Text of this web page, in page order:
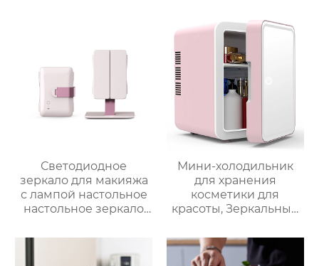
температура 800℃,
Нержавеющая сталь
функциями Духовка
Электрическая
интеллектуальная
воздушная
фритюрница
Хрустящий Готовит
Светодиодное
зеркало для макияжа
с лампой настольное
настольное зеркало
заполняет свет
складное
Мини-холодильник
для хранения
косметики для
красоты, Зеркальный
Фруктовый напиток,
грудное молоко,